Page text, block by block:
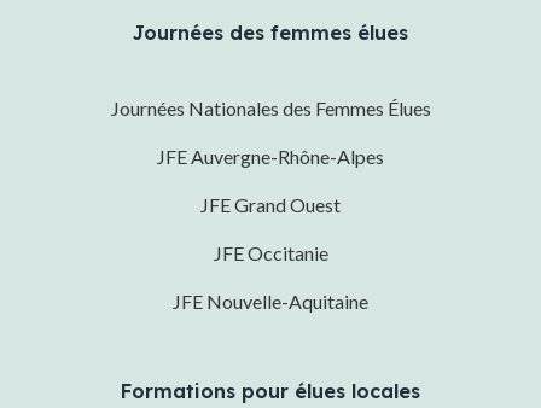
Journées des femmes élues
Journées Nationales des Femmes Élues
JFE Auvergne-Rhône-Alpes
JFE Grand Ouest
JFE Occitanie
JFE Nouvelle-Aquitaine
Formations pour élues locales